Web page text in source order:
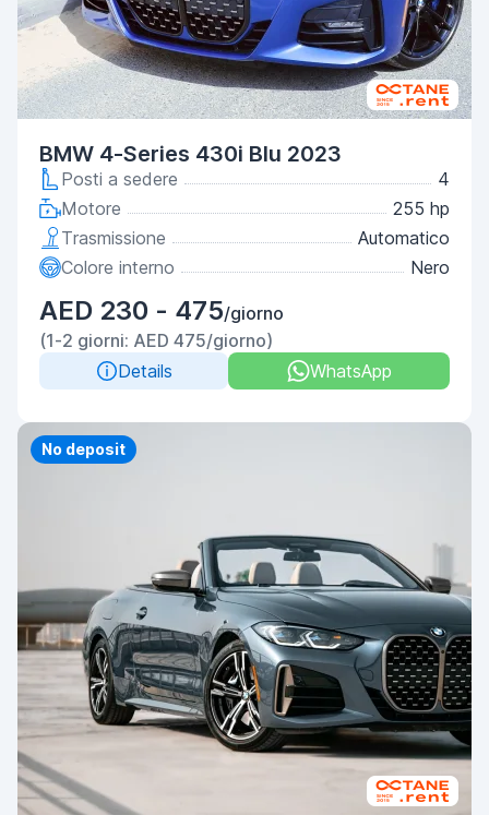
BMW 4-Series 430i Blu 2023
Posti a sedere
4
Motore
255 hp
Trasmissione
Automatico
Colore interno
Nero
AED 230 - 475/giorno
(1-2 giorni: AED 475/giorno)
Details
WhatsApp
Priority
No deposit